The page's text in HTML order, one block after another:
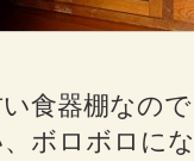
食器棚なの
、ボロボロに